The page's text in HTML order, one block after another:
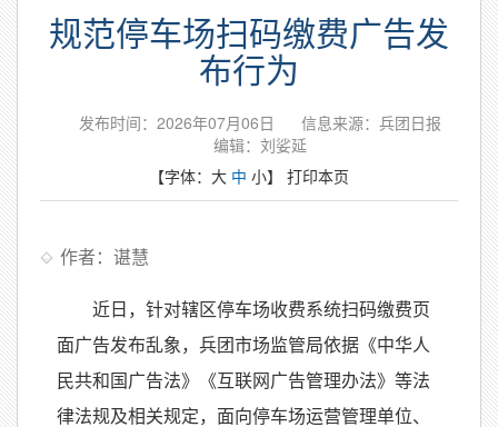
规范停车场扫码缴费广告发
布行为
发布时间：2026年07月06日
信息来源：​兵团日报
编辑：刘娑延
【字体： 大 中 小】 打印本页
作者：谌慧
近日，针对辖区停车场收费系统扫码缴费页
面广告发布乱象，兵团市场监管局依据《中华人
民共和国广告法》《互联网广告管理办法》等法
律法规及相关规定，面向停车场运营管理单位、